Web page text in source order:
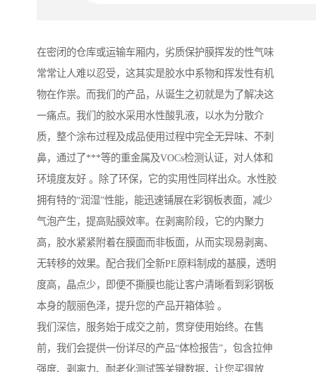
在密闭的仓库或运输车厢内，劣质保护膜挥发的性气味
常常让人难以忍受，这其实是胶水中系物和挥发性有机
物在作祟。而我们的产品，从诞生之初就是为了解决这
一痛点。我们的胶水采用水性酸乳液，以水为分散介
质，整个涂布过程及成品使用过程中完全无异味、不刺
鼻，通过了***等的重金属及VOCs检测认证，对人体和
环境度友好 。除了环保，它的实用性同样出众。水性胶
拥有特的“润湿”性能，能迅速铺展在彩钢板表面，减少
气泡产生，提高贴膜效率。在剥离阶段，它的内聚力
高，胶水紧紧附着在膜面而非板面，从而实现易剥离、
无转移的效果。配合我们全新PE原料制成的基膜，透明
度高，晶点少，即便不撕膜也能让客户清晰看到彩钢板
本身的靓丽色泽，提升您的产品开箱体验 。
我们深信，服务始于成交之前，贯穿使用始终。在售
前，我们会提供一份详尽的产品“体检报告”，包含拉伸
强度、剥离力、耐老化测试等关键数据，让您买得放